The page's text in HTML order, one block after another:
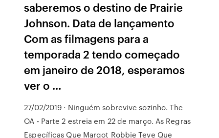
saberemos o destino de Prairie
Johnson. Data de lançamento
Com as filmagens para a
temporada 2 tendo começado
em janeiro de 2018, esperamos
ver o …
27/02/2019 · Ninguém sobrevive sozinho. The
OA - Parte 2 estreia em 22 de março. As Regras
Específicas Que Margot Robbie Teve Que